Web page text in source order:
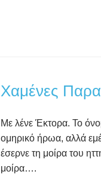
Χαμένες
Με λένε Έκτορα. Το
ομηρικό ήρωα, αλλά
έσερνε τη μοίρα του
μοίρα….